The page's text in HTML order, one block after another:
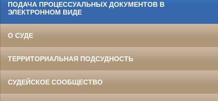
ПОДАЧА ПРОЦЕССУАЛЬНЫХ ДОКУМЕНТОВ В
ЭЛЕКТРОННОМ ВИДЕ
О СУДЕ
ТЕРРИТОРИАЛЬНАЯ ПОДСУДНОСТЬ
СУДЕЙСКОЕ СООБЩЕСТВО